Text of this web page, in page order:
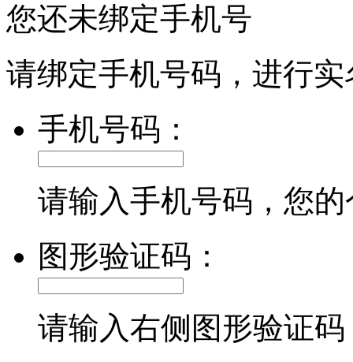
您还未绑定手机号
请绑定手机号码，进行
手机号码：
请输入手机号码，您
图形验证码：
请输入右侧图形验证码